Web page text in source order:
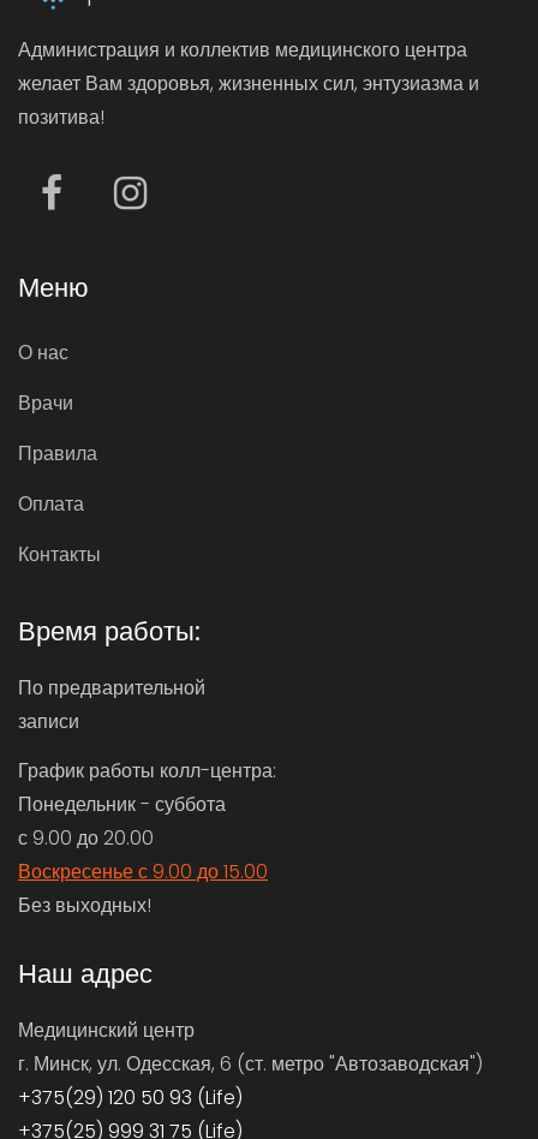
Администрация и коллектив медицинского центра
желает Вам здоровья, жизненных сил, энтузиазма и
позитива!
Меню
О нас
Врачи
Правила
Оплата
Контакты
Время работы:
По предварительной
записи
График работы колл-центра:
Понедельник - суббота
с 9.00 до 20.00
Воскресенье с 9.00 до 15.00
Без выходных!
Наш адрес
Медицинский центр
г. Минск, ул. Одесская, 6 (ст. метро "Автозаводская")
+375(29) 120 50 93 (Life)
+375(25) 999 31 75 (Life)